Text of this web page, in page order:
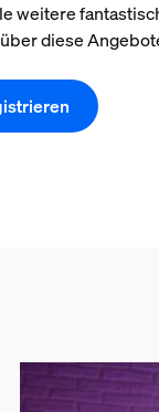
weitere
diese